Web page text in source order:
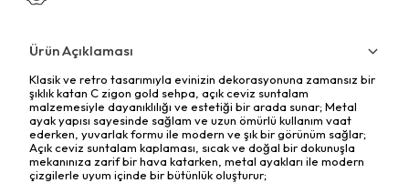
Ürün Açıklaması
Klasik ve retro tasarımıyla evinizin dekorasyonuna zamansız bir
şıklık katan C zigon gold sehpa, açık ceviz suntalam
malzemesiyle dayanıklılığı ve estetiği bir arada sunar; Metal
ayak yapısı sayesinde sağlam ve uzun ömürlü kullanım vaat
ederken, yuvarlak formu ile modern ve şık bir görünüm sağlar;
Açık ceviz suntalam kaplaması, sıcak ve doğal bir dokunuşla
mekanınıza zarif bir hava katarken, metal ayakları ile modern
çizgilerle uyum içinde bir bütünlük oluşturur;